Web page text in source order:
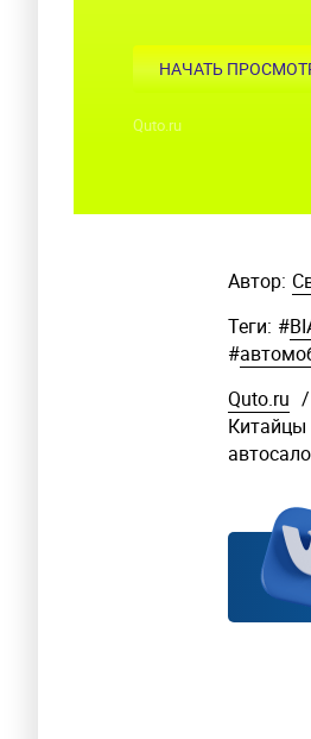
НАЧАТЬ
Quto.ru
Автор:
Теги: #
#
Quto.ru /
Китайцы